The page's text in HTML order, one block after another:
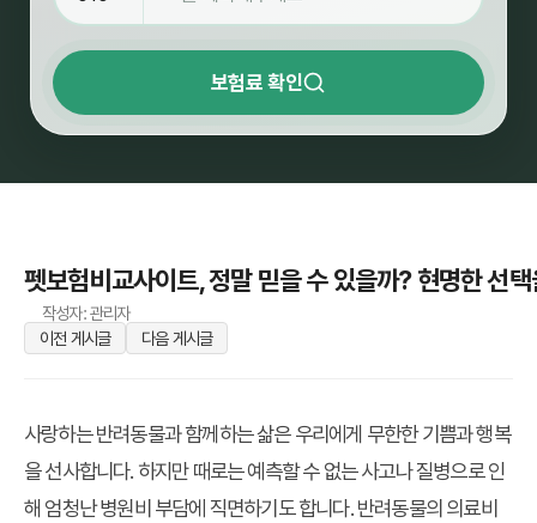
보험료 확인
펫보험비교사이트, 정말 믿을 수 있을까? 현명한 선
작성자: 관리자
이전 게시글
다음 게시글
사랑하는 반려동물과 함께하는 삶은 우리에게 무한한 기쁨과 행복
을 선사합니다. 하지만 때로는 예측할 수 없는 사고나 질병으로 인
해 엄청난 병원비 부담에 직면하기도 합니다. 반려동물의 의료비